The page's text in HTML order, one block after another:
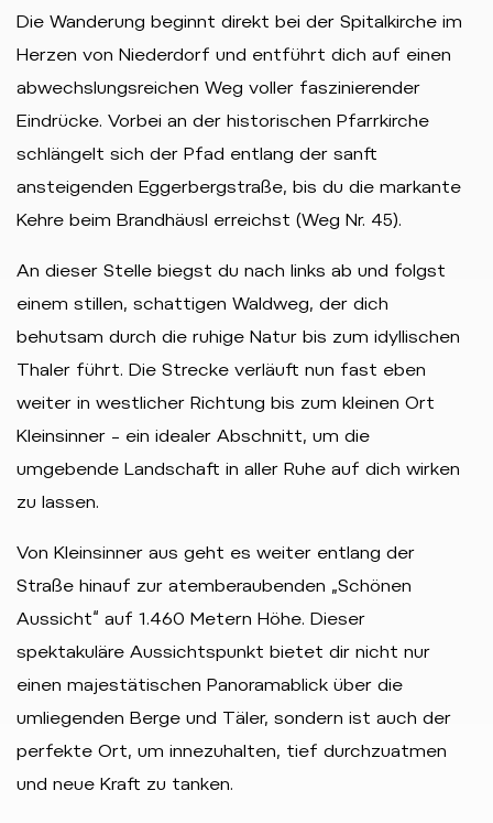
Die Wanderung beginnt direkt bei der Spitalkirche im
Herzen von Niederdorf und entführt dich auf einen
abwechslungsreichen Weg voller faszinierender
Eindrücke. Vorbei an der historischen Pfarrkirche
schlängelt sich der Pfad entlang der sanft
ansteigenden Eggerbergstraße, bis du die markante
Kehre beim Brandhäusl erreichst (Weg Nr. 45).
An dieser Stelle biegst du nach links ab und folgst
einem stillen, schattigen Waldweg, der dich
behutsam durch die ruhige Natur bis zum idyllischen
Thaler führt. Die Strecke verläuft nun fast eben
weiter in westlicher Richtung bis zum kleinen Ort
Kleinsinner – ein idealer Abschnitt, um die
umgebende Landschaft in aller Ruhe auf dich wirken
zu lassen.
Von Kleinsinner aus geht es weiter entlang der
Straße hinauf zur atemberaubenden „Schönen
Aussicht“ auf 1.460 Metern Höhe. Dieser
spektakuläre Aussichtspunkt bietet dir nicht nur
einen majestätischen Panoramablick über die
umliegenden Berge und Täler, sondern ist auch der
perfekte Ort, um innezuhalten, tief durchzuatmen
und neue Kraft zu tanken.